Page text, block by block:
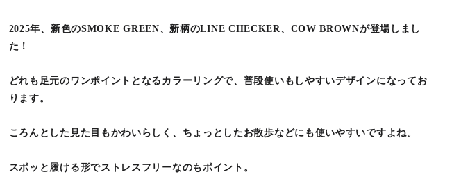
2025年、新色のSMOKE GREEN、新柄のLINE CHECKER、COW BROWNが登場しまし
た！
どれも足元のワンポイントとなるカラーリングで、普段使いもしやすいデザインになってお
ります。
ころんとした見た目もかわいらしく、ちょっとしたお散歩などにも使いやすいですよね。
スポッと履ける形でストレスフリーなのもポイント。